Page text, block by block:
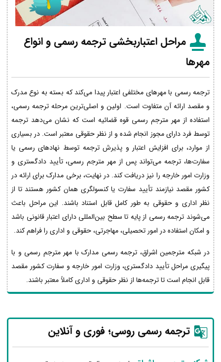
مراحل اعتباربخشی ترجمه رسمی و انواع
مهرها
ترجمه رسمی با مهرهای مختلفی اعتبار پیدا می‌کند که بسته به نوع مدرک
و مقصد ارائه آن متفاوت است. اولین و اصلی‌ترین مرحله ترجمه رسمی،
استفاده از مهر مترجم رسمی قوه قضائیه است که نشان می‌دهد ترجمه
توسط فرد دارای مجوز انجام شده و از نظر حقوقی معتبر است. در بسیاری
از موارد، برای افزایش اعتبار و پذیرش ترجمه توسط نهادهای رسمی یا
سفارت‌ها، ترجمه می‌تواند پس از مهر مترجم رسمی، تأیید دادگستری و
وزارت امور خارجه را نیز دریافت کند. در نهایت، برخی مدارک برای ارائه در
کشور مقصد نیازمند تأیید سفارت یا کنسولگری همان کشور هستند تا از
نظر اداری و حقوقی به طور کامل قابل استناد باشند. این مراحل باعث
می‌شوند ترجمه رسمی از پایه تا سطح بین‌المللی دارای اعتبار قانونی باشد
و امکان استفاده در امور تحصیلی، مهاجرتی، حقوقی و اداری را فراهم کند.
در شبکه مترجمین اشراق، ترجمه رسمی مدارک با مهر مترجم رسمی و با
پیگیری مراحل تأیید دادگستری، وزارت امور خارجه و سفارت کشور مقصد
قابل انجام است تا ترجمه‌ها از نظر حقوقی و اداری کاملاً معتبر باشند.
ترجمه رسمی روسی؛ فوری و آنلاین